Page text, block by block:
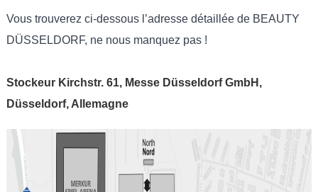
Vous trouverez ci-dessous l’adresse détaillée de BEAUTY
DÜSSELDORF, ne nous manquez pas !
Stockeur Kirchstr. 61, Messe Düsseldorf GmbH,
Düsseldorf, Allemagne